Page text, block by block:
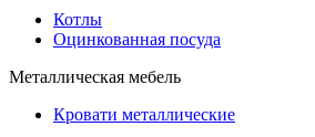
Котлы
Оцинкованная посуда
Металлическая мебель
Кровати металлические